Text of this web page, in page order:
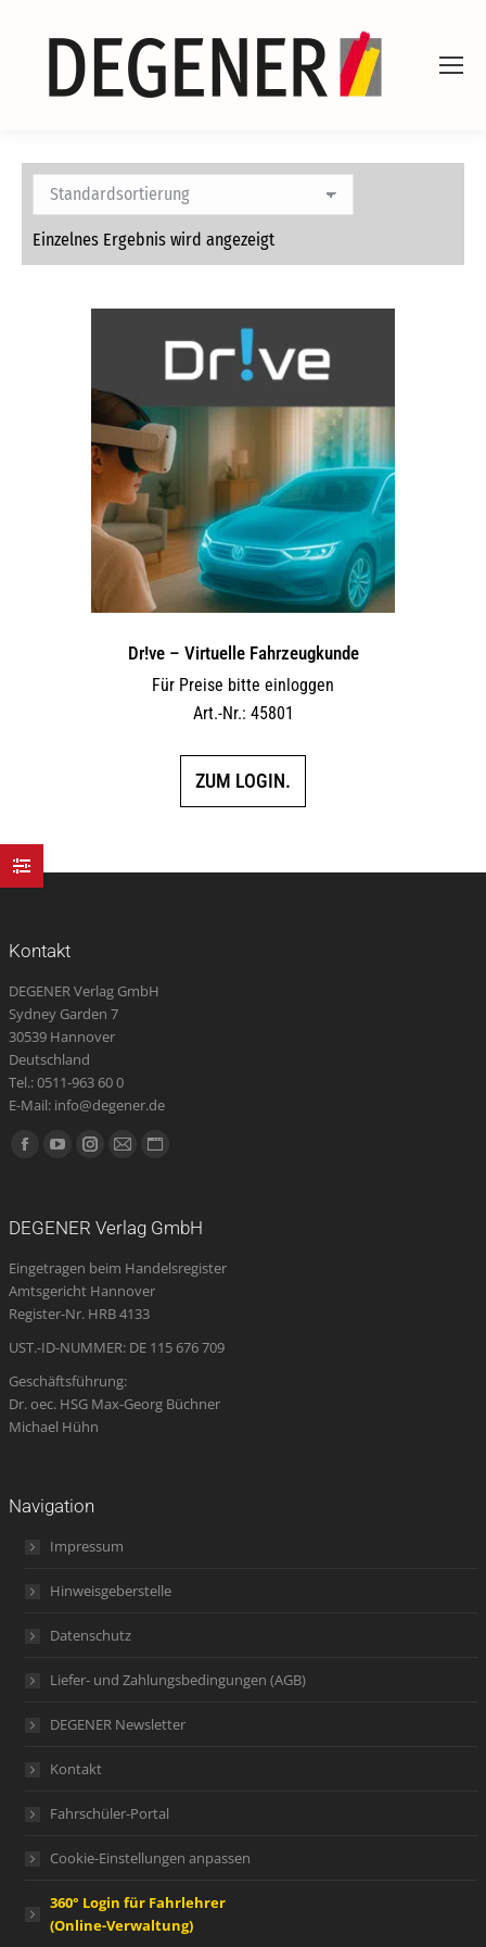
Einzelnes Ergebnis wird angezeigt
Dr!ve – Virtuelle Fahrzeugkunde
Für Preise bitte einloggen
Art.-Nr.: 45801
ZUM LOGIN.
Kontakt
DEGENER Verlag GmbH
Sydney Garden 7
30539 Hannover
Deutschland
Tel.: 0511-963 60 0
E-Mail: info@degener.de
Finden Sie uns auf:
Facebook
new
window
YouTube
new
window
Instagram
new
window
E-
opens
in
new
Website
new
DEGENER Verlag GmbH
Eingetragen beim Handelsregister
Amtsgericht Hannover
Register-Nr. HRB 4133
UST.-ID-NUMMER: DE 115 676 709
Geschäftsführung:
Dr. oec. HSG Max-Georg Büchner
Michael Hühn
Navigation
Impressum
Hinweisgeberstelle
Datenschutz
Liefer- und Zahlungsbedingungen (AGB)
DEGENER Newsletter
Kontakt
Fahrschüler-Portal
Cookie-Einstellungen anpassen
360° Login für Fahrlehrer
(Online-Verwaltung)